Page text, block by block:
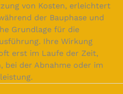
von Kosten, erleichtert
der Bauphase und
Grundlage für die
Ihre Wirkung
erst im Laufe der Zeit,
bei der Abnahme oder im